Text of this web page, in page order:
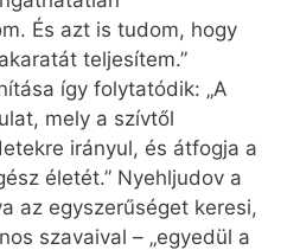
És azt is tudom, hogy
teljesítem.”
így folytatódik: „A
mely a szívtől
irányul, és átfogja a
életét.” Nyehljudov a
az egyszerűséget keresi,
szavaival – „egyedül a